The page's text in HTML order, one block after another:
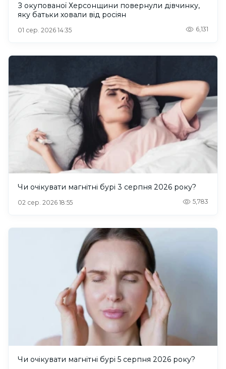
З окупованої Херсонщини повернули дівчинку,
яку батьки ховали від росіян
01 сер. 2026 14:35 6,131
Чи очікувати магнітні бурі 3 серпня 2026 року?
02 сер. 2026 18:55 5,783
Чи очікувати магнітні бурі 5 серпня 2026 року?